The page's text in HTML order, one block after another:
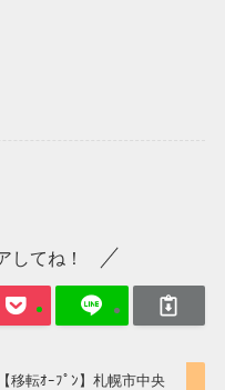
してね！
【移転ｵｰﾌﾟﾝ】札幌市中央